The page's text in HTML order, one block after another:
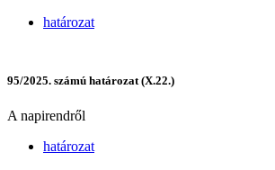
határozat
95/2025. számú határozat (X.22.)
A napirendről
határozat